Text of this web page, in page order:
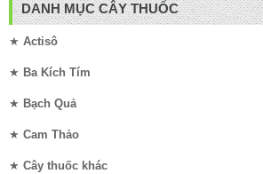
DANH MỤC CÂY THUỐC
★ Actisô
★ Ba Kích Tím
★ Bạch Quả
★ Cam Thảo
★ Cây thuốc khác